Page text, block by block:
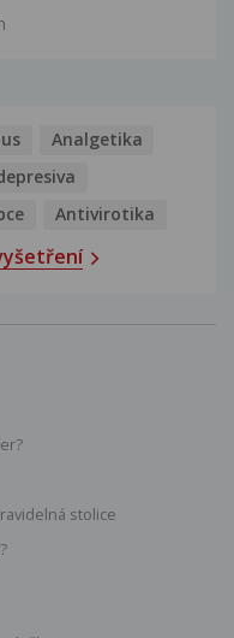
Analgetika
Antivirotika
stolice